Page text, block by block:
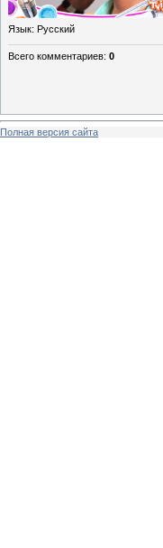
Язык: Русский
Всего комментариев: 0
Полная версия сайта